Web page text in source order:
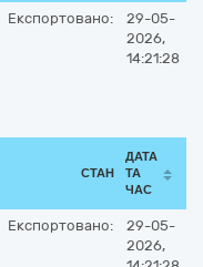
Експортовано:
29-05-
2026,
14:21:28
СТАН
ДАТА
ТА
ЧАС
Експортовано:
29-05-
2026,